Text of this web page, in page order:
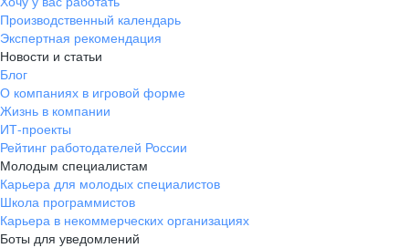
Производственный календарь
Экспертная рекомендация
Новости и статьи
Блог
О компаниях в игровой форме
Жизнь в компании
ИТ-проекты
Рейтинг работодателей России
Молодым специалистам
Карьера для молодых специалистов
Школа программистов
Карьера в некоммерческих организациях
Боты для уведомлений